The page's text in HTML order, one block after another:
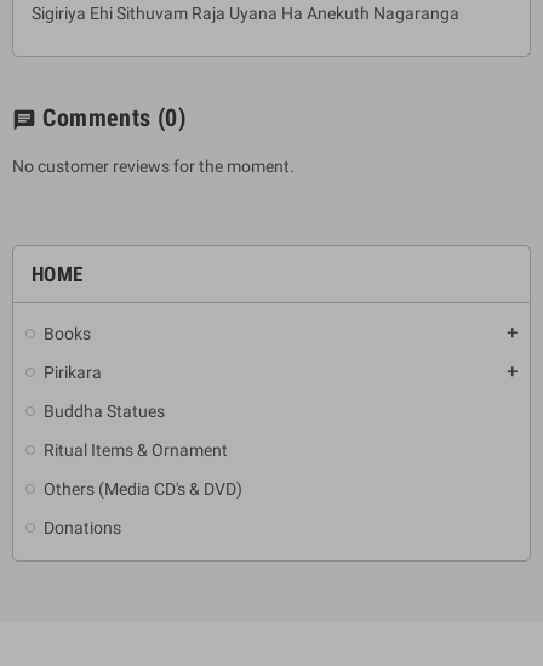
HOME
Books add
Pirikara add
Buddha Statues
Ritual Items & Ornament
Others (Media CD's & DVD)
Donations
Sigiriya Ehi Sithuvam Raja Uyana Ha Anekuth Nagaranga
chat Comments (0)
No customer reviews for the moment.